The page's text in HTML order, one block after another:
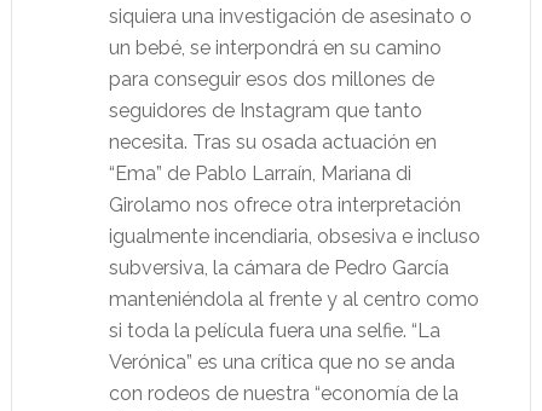
siquiera una investigación de asesinato o
un bebé, se interpondrá en su camino
para conseguir esos dos millones de
seguidores de Instagram que tanto
necesita. Tras su osada actuación en
“Ema” de Pablo Larraín, Mariana di
Girolamo nos ofrece otra interpretación
igualmente incendiaria, obsesiva e incluso
subversiva, la cámara de Pedro García
manteniéndola al frente y al centro como
si toda la película fuera una selfie. “La
Verónica” es una crítica que no se anda
con rodeos de nuestra “economía de la